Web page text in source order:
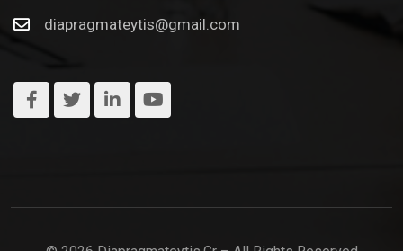
diapragmateytis@gmail.com